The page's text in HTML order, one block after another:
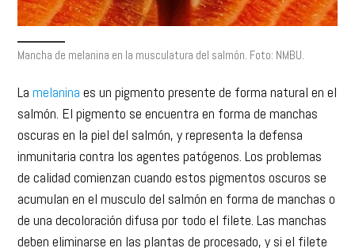
Mancha de melanina en la musculatura del salmón. Foto: NMBU.
Lamelaninaes un pigmento presente de forma natural en el
oscuras en la piel del salmón, y representa la defensa
inmunitaria contra los agentes patógenos. Los problemas
de calidad comienzan cuando estos pigmentos oscuros se
acumulan en el musculo del salmón en forma de manchas o
de una decoloración difusa por todo el filete. Las manchas
presenta una pigmentación difusa, el producto final pasa a